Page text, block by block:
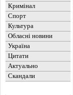
Кримінал
Спорт
Культура
Обласні новини
Україна
Цитати
Актуально
Скандали